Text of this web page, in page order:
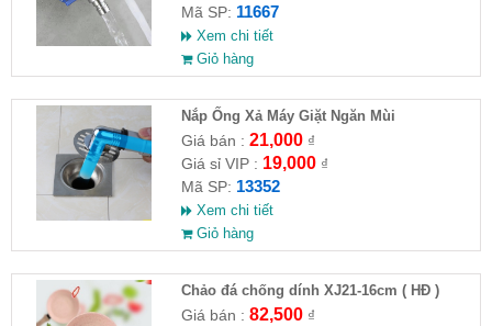
Mã SP: 11667
Xem chi tiết
Giỏ hàng
Nắp Ống Xả Máy Giặt Ngăn Mùi
Giá bán : 21,000₫
Giá sỉ VIP : 19,000₫
Mã SP: 13352
Xem chi tiết
Giỏ hàng
Chảo đá chống dính XJ21-16cm ( HĐ )
Giá bán : 82,500₫